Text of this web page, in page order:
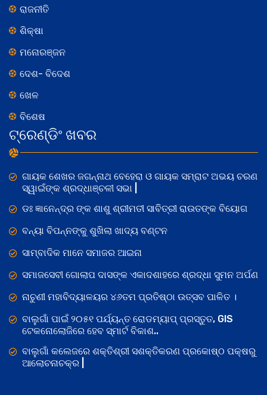
ରାଜନୀତି
ଶିକ୍ଷା
ମନୋରଞ୍ଜନ
ଦେଶ- ବିଦେଶ
ଖେଳ
ବିଶେଷ
ଟ୍ରେଣ୍ଡିଂ ଖବର
ଗାୟକ ଶେଖର ଜଗନ୍ନାଥ ବେହେରା ଓ ଗାୟକ ସମ୍ରାଟ ଅଭୟ ଚରଣ
ସ୍ୱାଇଁଙ୍କ ଶ୍ରଦ୍ଧାଞ୍ଚଳୀ ସଭା |
ଡଃ ଜ୍ଞାନେନ୍ଦ୍ର ଙ୍କ ଶାଶୁ ଶ୍ରୀମତୀ ସାବିତ୍ରୀ ରାଉତଙ୍କ ବିୟୋଗ
ବନ୍ୟା ବିପନ୍ନଙ୍କୁ ଶୁଖିଲା ଖାଦ୍ୟ ବଣ୍ଟନ
ସାମ୍ବାଦିକ ମାନେ ସମାଜର ଆଇନା
ସମାଜସେବୀ ଗୋଲାପ ଦାସଙ୍କ ଏକାଦଶାହରେ ଶ୍ରଦ୍ଧା ସୁମନ ଅର୍ପଣ
ନାଚୁଣୀ ମହାବିଦ୍ୟାଳୟର ୪୬ତମ ପ୍ରତିଷ୍ଠା ଉତ୍ସବ ପାଳିତ ।
ବାଲୁଗାଁ ପାଇଁ ୨୦୫୧ ପର୍ଯ୍ୟନ୍ତ ରୋଡମ୍ୟାପ୍ ପ୍ରସ୍ତୁତ, GIS
ଟେକନୋଲୋଜିରେ ହେବ ସ୍ମାର୍ଟ ବିକାଶ..
ବାଲୁଗାଁ କଲେଜରେ ଶକ୍ତିଶ୍ରୀ ସଶକ୍ତିକରଣ ପ୍ରକୋଷ୍ଠ ପକ୍ଷରୁ
ଆଲୋଚନାଚକ୍ର |